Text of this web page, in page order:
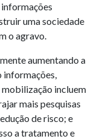
uma sociedade
o agravo.
aumentando a
informações,
mobilização incluem
mais pesquisas
de risco; e
a tratamento e